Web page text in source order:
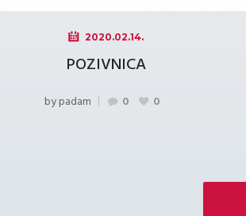
2020.02.14.
POZIVNICA
bypadam 0 0